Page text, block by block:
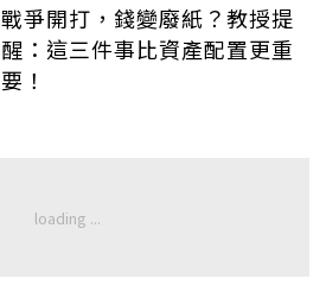
戰爭開打，錢變廢紙？教授提
醒：這三件事比資產配置更重
要！